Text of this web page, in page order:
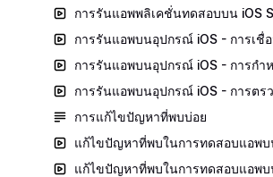
การรันแอพพลิเคชั่นทดสอบบน iOS
การรันแอพบนอุปกรณ์ iOS - การเชื่
การรันแอพบนอุปกรณ์ iOS - การกำ
การรันแอพบนอุปกรณ์ iOS - การตร
การแก้ไขปัญหาที่พบบ่อย
แก้ไขปัญหาที่พบในการทดสอบแอพ
แก้ไขปัญหาที่พบในการทดสอบแอพบ